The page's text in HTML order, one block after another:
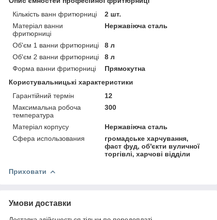
Кількість ванн фритюрниці
2 шт.
Матеріал ванни
фритюрниці
Нержавіюча сталь
Об'єм 1 ванни фритюрниці
8 л
Об'єм 2 ванни фритюрниці
8 л
Форма ванни фритюрниці
Прямокутна
Користувальницькі характеристики
Гарантійний термін
12
Максимальна робоча
температура
300
Матеріал корпусу
Нержавіюча сталь
Сфера использования
громадське харчування,
фаст фуд, об'єкти вуличної
торгівлі, харчові відділи
Приховати
Умови доставки